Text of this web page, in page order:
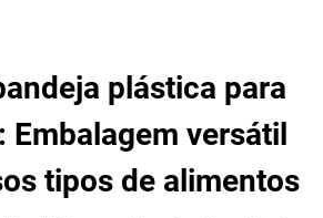
plástica para
Embalagem versátil
tipos de alimentos